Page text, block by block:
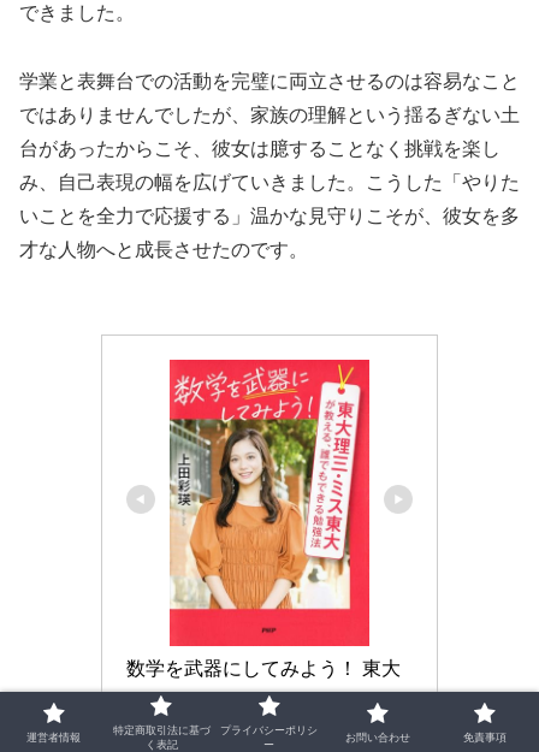
できました。
学業と表舞台での活動を完璧に両立させるのは容易なこと
ではありませんでしたが、家族の理解という揺るぎない土
台があったからこそ、彼女は臆することなく挑戦を楽し
み、自己表現の幅を広げていきました。こうした「やりた
いことを全力で応援する」温かな見守りこそが、彼女を多
才な人物へと成長させたのです。
数学を武器にしてみよう！ 東大
理三・ミス東大が教える、誰で
もできる勉強法
運営者情報
特定商取引法に基づ
く表記
プライバシーポリシ
ー
お問い合わせ 免責事項